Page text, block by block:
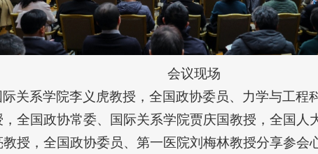
会议现场
关系学院李义虎教授，全国政协委员、力学与工程
全国政协常委、国际关系学院贾庆国教授，全国人
授，全国政协委员、第一医院刘梅林教授分享参会